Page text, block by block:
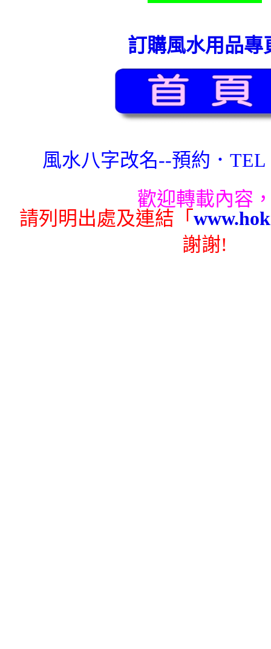
訂購風水用品專
風水八字改名--預約．TEL
歡迎轉載內容
請列明出處及連結「
謝謝!